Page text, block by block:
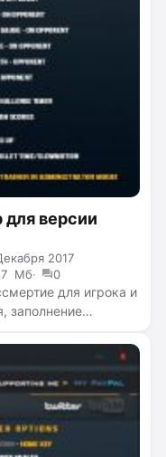
версии
2017
Мб 0
для игрока и
заполнение
поглощение
мгновенное K.O.
соревнования,
ускорение и